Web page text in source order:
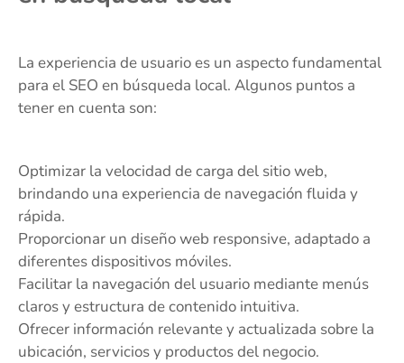
La experiencia de usuario es un aspecto fundamental
para el SEO en búsqueda local. Algunos puntos a
tener en cuenta son:
Optimizar la velocidad de carga del sitio web,
brindando una experiencia de navegación fluida y
rápida.
Proporcionar un diseño web responsive, adaptado a
diferentes dispositivos móviles.
Facilitar la navegación del usuario mediante menús
claros y estructura de contenido intuitiva.
Ofrecer información relevante y actualizada sobre la
ubicación, servicios y productos del negocio.